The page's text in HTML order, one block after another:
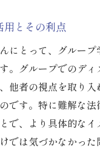
用とその利点
にとって、グルー
。グループでのディ
他者の視点を取り
です。特に難解な法
で、より具体的なイ
では気づかなかっ